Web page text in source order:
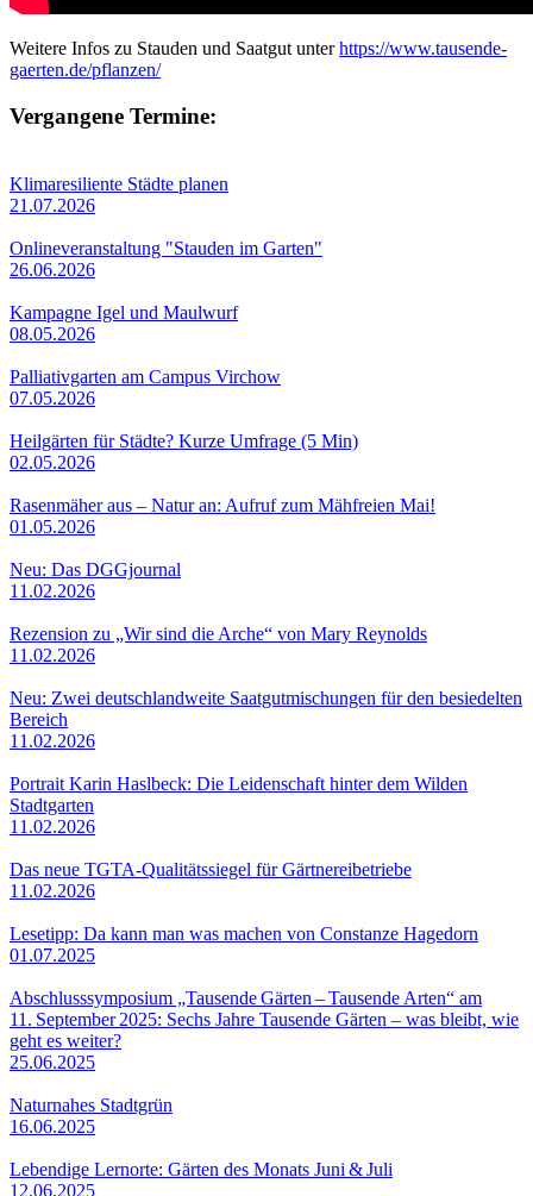
Weitere Infos zu Stauden und Saatgut unterhttps://www.tausende-
gaerten.de/pflanzen/
Vergangene Termine:
Klimaresiliente Städte planen
21.07.2026
Onlineveranstaltung "Stauden im Garten"
26.06.2026
Kampagne Igel und Maulwurf
08.05.2026
Palliativgarten am Campus Virchow
07.05.2026
Heilgärten für Städte? Kurze Umfrage (5 Min)
02.05.2026
Rasenmäher aus – Natur an: Aufruf zum Mähfreien Mai!
01.05.2026
Neu: Das DGGjournal
11.02.2026
Rezension zu „Wir sind die Arche“ von Mary Reynolds
11.02.2026
Neu: Zwei deutschlandweite Saatgutmischungen für den besiedelten
Bereich
11.02.2026
Portrait Karin Haslbeck: Die Leidenschaft hinter dem Wilden
Stadtgarten
11.02.2026
Das neue TGTA-Qualitätssiegel für Gärtnereibetriebe
11.02.2026
Lesetipp: Da kann man was machen von Constanze Hagedorn
01.07.2025
Abschlusssymposium „Tausende Gärten – Tausende Arten“ am
11. September 2025: Sechs Jahre Tausende Gärten – was bleibt, wie
geht es weiter?
25.06.2025
Naturnahes Stadtgrün
16.06.2025
Lebendige Lernorte: Gärten des Monats Juni & Juli
12.06.2025